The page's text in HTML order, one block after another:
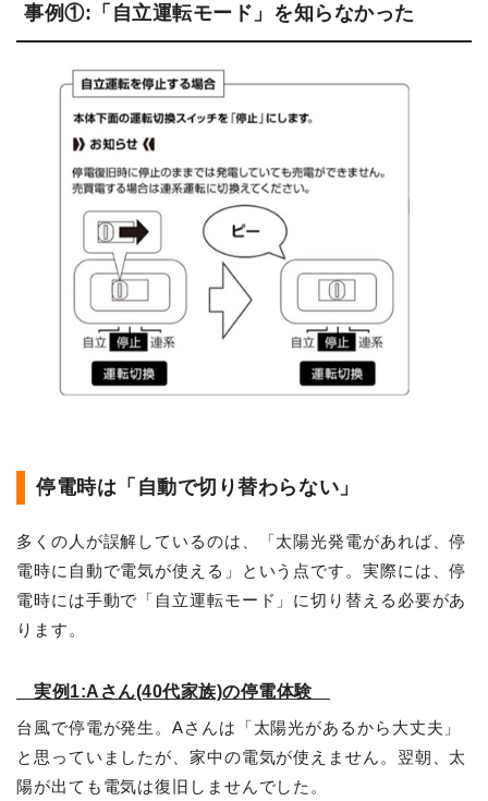
事例①:「自立運転モード」を知らなかった
停電時は「自動で切り替わらない」
多くの人が誤解しているのは、「太陽光発電があれば、停
電時に自動で電気が使える」という点です。実際には、停
電時には手動で「自立運転モード」に切り替える必要があ
ります。
実例1:Aさん(40代家族)の停電体験
台風で停電が発生。Aさんは「太陽光があるから大丈夫」
と思っていましたが、家中の電気が使えません。翌朝、太
陽が出ても電気は復旧しませんでした。